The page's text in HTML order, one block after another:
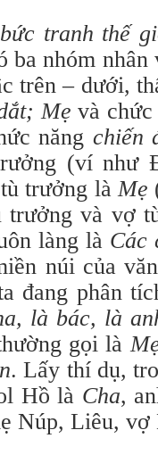
bức tranh thế
ba nhóm
trên – dưới,
Mẹvà
năng chiến
(ví như
trưởng làMẹ
và vợ
làng là Các
núi của
đang phân
là bác, là
gọi là
. Lấy thí dụ,
Hồ là Cha,
Núp, Liêu,